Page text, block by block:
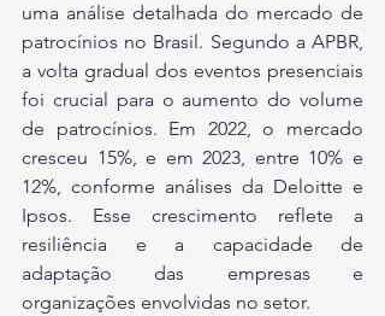
uma análise detalhada do mercado de
patrocínios no Brasil. Segundo a APBR,
a volta gradual dos eventos presenciais
foi crucial para o aumento do volume
de patrocínios. Em 2022, o mercado
cresceu 15%, e em 2023, entre 10% e
12%, conforme análises da Deloitte e
Ipsos. Esse crescimento reflete a
resiliência e a capacidade de
adaptação das empresas e
organizações envolvidas no setor.